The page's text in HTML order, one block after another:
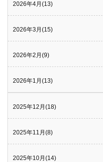
2026年4月(13)
2026年3月(15)
2026年2月(9)
2026年1月(13)
2025年12月(18)
2025年11月(8)
2025年10月(14)